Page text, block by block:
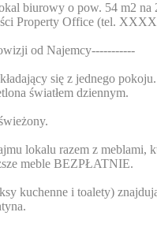
biurowy o pow. 54 m2
Property Office (tel.
od Najemcy-----------
się z jednego pokoju.
światłem dziennym.
lokalu razem z meblami,
meble BEZPŁATNIE.
kuchenne i toalety)